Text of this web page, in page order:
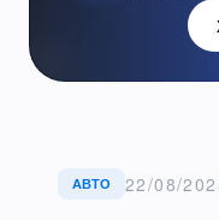
АВТО 22/08/